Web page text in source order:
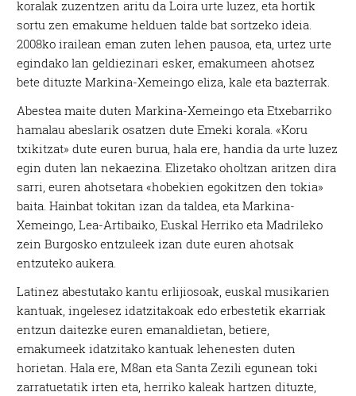
koralak zuzentzen aritu da Loira urte luzez, eta hortik
sortu zen emakume helduen talde bat sortzeko ideia.
2008ko irailean eman zuten lehen pausoa, eta, urtez urte
egindako lan geldiezinari esker, emakumeen ahotsez
bete dituzte Markina-Xemeingo eliza, kale eta bazterrak.
Abestea maite duten Markina-Xemeingo eta Etxebarriko
hamalau abeslarik osatzen dute Emeki korala. «Koru
txikitzat» dute euren burua, hala ere, handia da urte luzez
egin duten lan nekaezina. Elizetako oholtzan aritzen dira
sarri, euren ahotsetara «hobekien egokitzen den tokia»
baita. Hainbat tokitan izan da taldea, eta Markina-
Xemeingo, Lea-Artibaiko, Euskal Herriko eta Madrileko
zein Burgosko entzuleek izan dute euren ahotsak
entzuteko aukera.
Latinez abestutako kantu erlijiosoak, euskal musikarien
kantuak, ingelesez idatzitakoak edo erbestetik ekarriak
entzun daitezke euren emanaldietan, betiere,
emakumeek idatzitako kantuak lehenesten duten
horietan. Hala ere, M8an eta Santa Zezili egunean toki
zarratuetatik irten eta, herriko kaleak hartzen dituzte,